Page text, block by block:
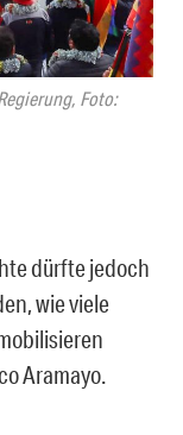
Foto:
dürfte jedoch
wie viele
Aramayo.